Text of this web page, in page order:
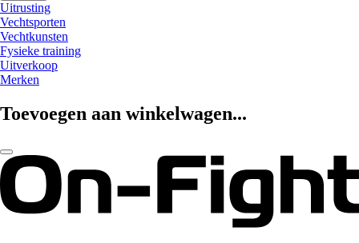
Uitrusting
Vechtsporten
Vechtkunsten
Fysieke training
Uitverkoop
Merken
Toevoegen aan winkelwagen...